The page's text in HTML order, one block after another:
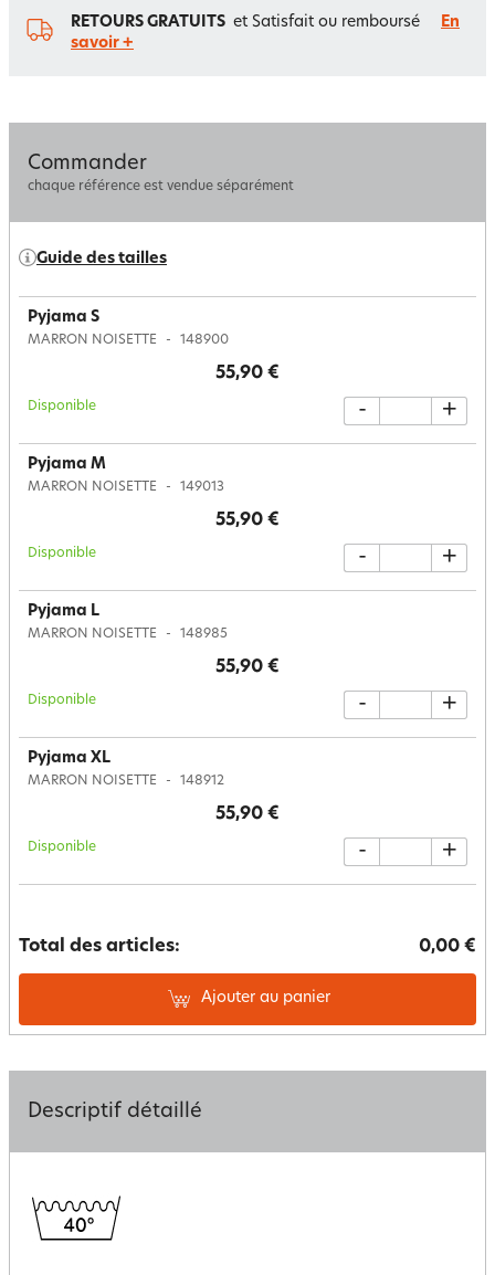
RETOURS GRATUITS et Satisfait ou remboursé
En
savoir +
Commander
chaque référence est vendue séparément
Guide des tailles
Pyjama S
MARRON NOISETTE 148900
55,90 €
Disponible - +
Pyjama M
MARRON NOISETTE 149013
55,90 €
Disponible - +
Pyjama L
MARRON NOISETTE 148985
55,90 €
Disponible - +
Pyjama XL
MARRON NOISETTE 148912
55,90 €
Disponible - +
Total des articles: 0,00 €
Ajouter au panier
Descriptif détaillé